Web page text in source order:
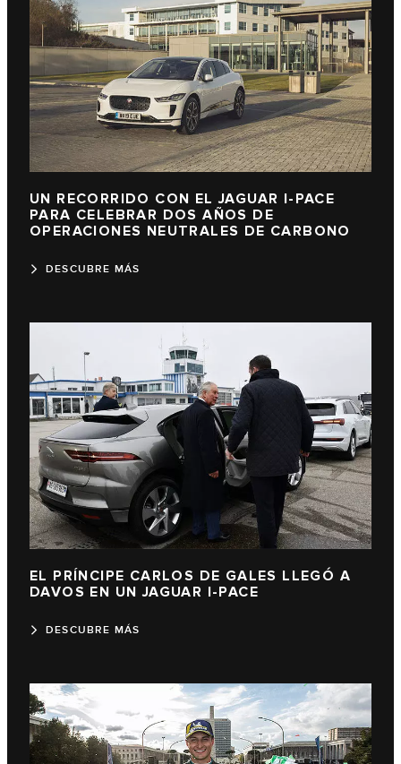
UN RECORRIDO CON EL JAGUAR I-PACE
PARA CELEBRAR DOS AÑOS DE
OPERACIONES NEUTRALES DE CARBONO
DESCUBRE MÁS
EL PRÍNCIPE CARLOS DE GALES LLEGÓ A
DAVOS EN UN JAGUAR I-PACE
DESCUBRE MÁS